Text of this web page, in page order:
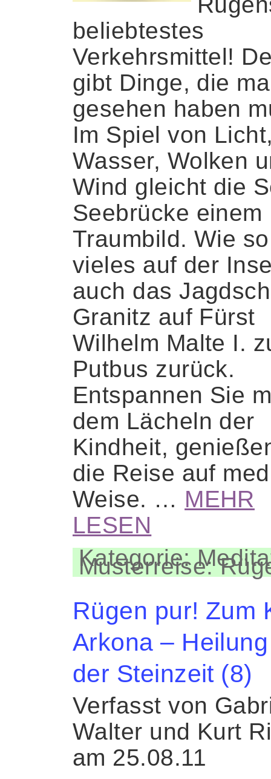
beliebtestes
Verkehrsmittel!
gibt Dinge, die
gesehen haben
Im Spiel von
Wasser, Wolken
Wind gleicht die
Seebrücke einem
Traumbild. Wie so
vieles auf der
auch das
Granitz auf Fürst
Wilhelm Malte I.
Putbus zurück.
Entspannen Sie
dem Lächeln der
Kindheit,
die Reise auf
Weise. … MEHR
LESEN
Kategorie:
Musterreise:
Rügen pur! Zum
Arkona –
der Steinzeit (8)
Verfasst von
Walter und Kurt
am 25.08.11